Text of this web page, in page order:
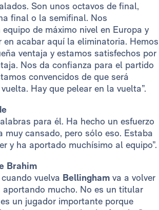
Son unos octavos de final,
final o la semifinal. Nos
de máximo nivel en Europa y
en acabar aquí la eliminatoria. Hemos
ventaja y estamos satisfechos por
Nos da confianza para el partido
convencidos de que será
Hay que pelear en la vuelta”.
para él. Ha hecho un esfuerzo
muy cansado, pero sólo eso. Estaba
y ha aportado muchísimo al equipo”.
Brahim
vuelva Bellingham va a volver
mucho. No es un titular
un jugador importante porque